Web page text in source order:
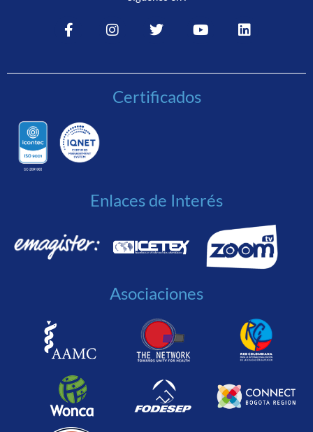
Certificados
Enlaces de Interés
Asociaciones